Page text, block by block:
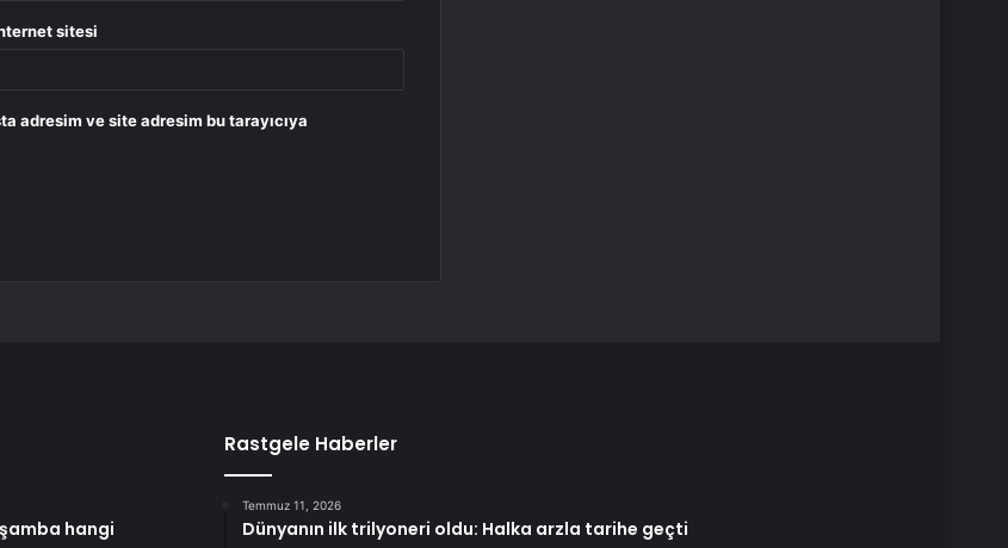
sitesi
adresim ve site adresim bu tarayıcıya
hangi
Rastgele Haberler
Temmuz 11, 2026
Dünyanın ilk trilyoneri oldu: Halka arzla tarihe geçti